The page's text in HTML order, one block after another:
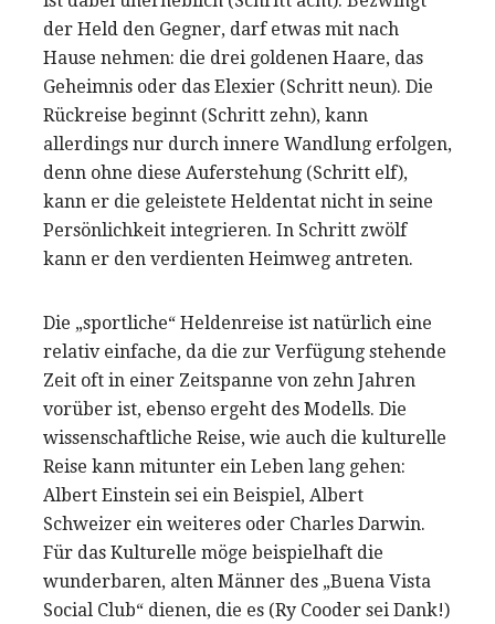
der Held den Gegner, darf etwas mit nach
Hause nehmen: die drei goldenen Haare, das
Geheimnis oder das Elexier (Schritt neun). Die
Rückreise beginnt (Schritt zehn), kann
allerdings nur durch innere Wandlung erfolgen,
denn ohne diese Auferstehung (Schritt elf),
kann er die geleistete Heldentat nicht in seine
Persönlichkeit integrieren. In Schritt zwölf
kann er den verdienten Heimweg antreten.
Die „sportliche“ Heldenreise ist natürlich eine
relativ einfache, da die zur Verfügung stehende
Zeit oft in einer Zeitspanne von zehn Jahren
vorüber ist, ebenso ergeht des Modells. Die
wissenschaftliche Reise, wie auch die kulturelle
Reise kann mitunter ein Leben lang gehen:
Albert Einstein sei ein Beispiel, Albert
Schweizer ein weiteres oder Charles Darwin.
Für das Kulturelle möge beispielhaft die
wunderbaren, alten Männer des „Buena Vista
Social Club“ dienen, die es (Ry Cooder sei Dank!)